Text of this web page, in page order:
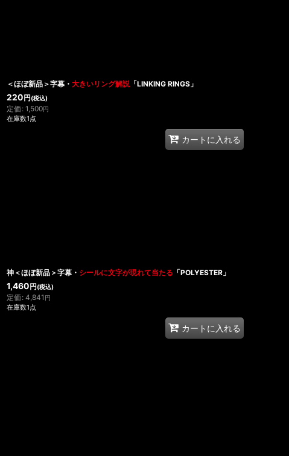
＜ほぼ新品＞字幕・ 大きいリング解説「LINKING RINGS」
220 円 (税込)
定価 : 1,500円
在庫数1点
カートに入れる
神＜ほぼ新品＞字幕・ シールに文字が現れて当たる 「POLYESTER」
1,460 円 (税込)
定価 : 4,841 円
在庫数1点
カートに入れる